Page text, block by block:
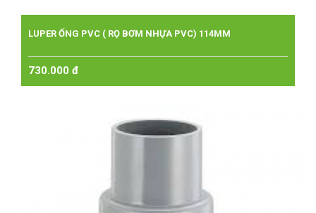
LUPER ỐNG PVC ( RỌ BƠM NHỰA PVC) 114MM
730.000 đ